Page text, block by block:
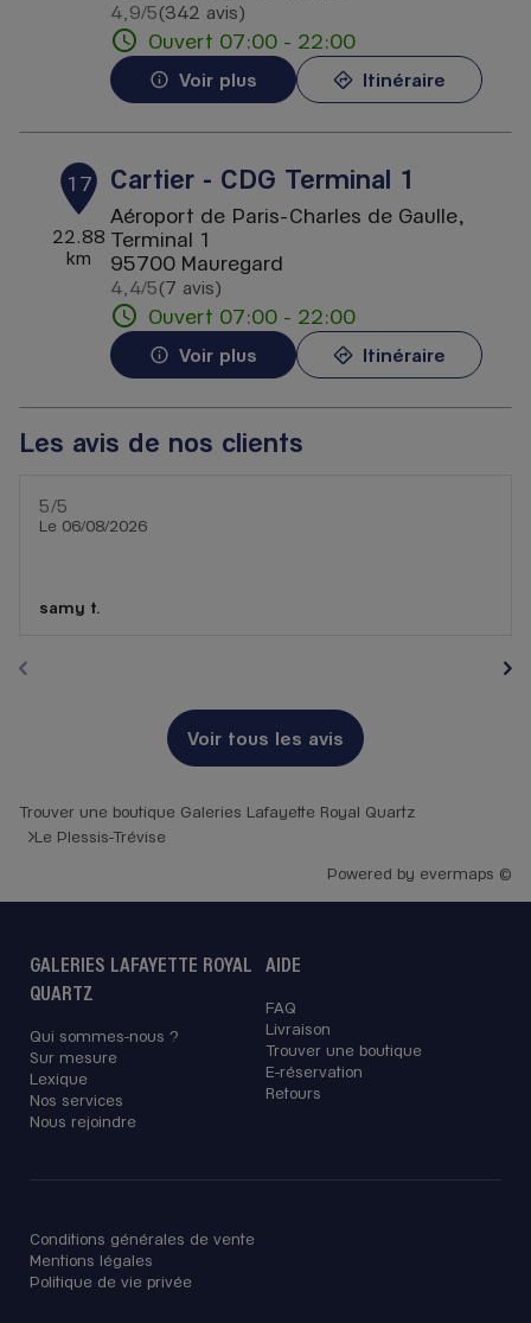
4,9/5 Note de 4.9 sur 5
(342 avis)
Ouvert 07:00 - 22:00
Voir plus Itinéraire
17
22.88
km
Cartier - CDG Terminal 1
Aéroport de Paris-Charles de Gaulle,
Terminal 1
95700 Mauregard
4,4/5 Note de 4.4 sur 5
(7 avis)
Ouvert 07:00 - 22:00
Voir plus Itinéraire
Les avis de nos clients
5/5
Le 06/08/2026
samy t.
Voir tous les avis
Trouver une boutique Galeries Lafayette Royal Quartz
Le Plessis-Trévise
Powered by evermaps ©
GALERIES LAFAYETTE ROYAL
QUARTZ
Qui sommes-nous ?
Sur mesure
Lexique
Nos services
Nous rejoindre
AIDE
FAQ
Livraison
Trouver une boutique
E-réservation
Retours
Conditions générales de vente
Mentions légales
Politique de vie privée